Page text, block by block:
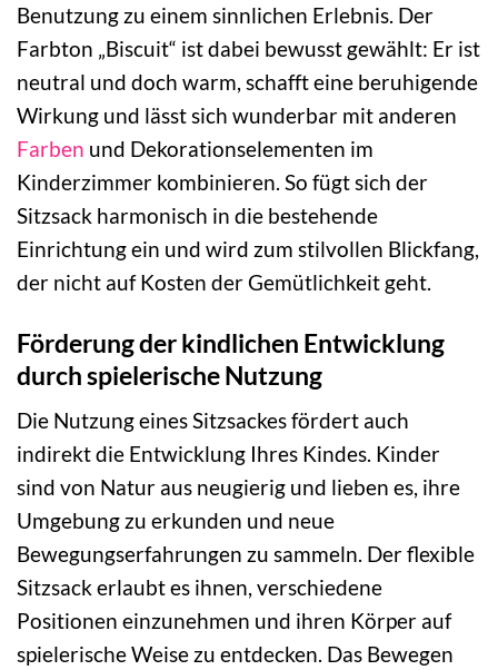
Benutzung zu einem sinnlichen Erlebnis. Der
Farbton „Biscuit“ ist dabei bewusst gewählt: Er ist
neutral und doch warm, schafft eine beruhigende
Wirkung und lässt sich wunderbar mit anderen
Farben und Dekorationselementen im
Kinderzimmer kombinieren. So fügt sich der
Sitzsack harmonisch in die bestehende
Einrichtung ein und wird zum stilvollen Blickfang,
der nicht auf Kosten der Gemütlichkeit geht.
Förderung der kindlichen Entwicklung
durch spielerische Nutzung
Die Nutzung eines Sitzsackes fördert auch
indirekt die Entwicklung Ihres Kindes. Kinder
sind von Natur aus neugierig und lieben es, ihre
Umgebung zu erkunden und neue
Bewegungserfahrungen zu sammeln. Der flexible
Sitzsack erlaubt es ihnen, verschiedene
Positionen einzunehmen und ihren Körper auf
spielerische Weise zu entdecken. Das Bewegen